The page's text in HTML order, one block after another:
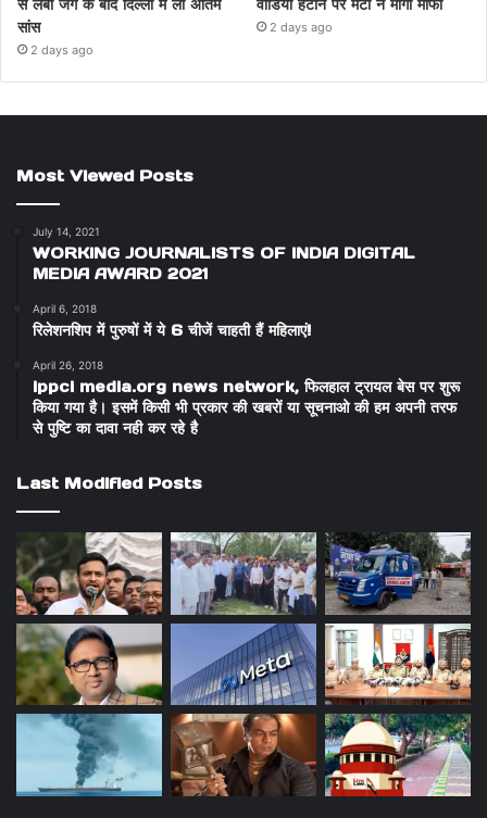
से लंबी जंग के बाद दिल्ली में ली अंतिम
सांस
2 days ago
वीडियो हटाने पर मेटा ने मांगी माफी
2 days ago
Most Viewed Posts
July 14, 2021
WORKING JOURNALISTS OF INDIA DIGITAL
MEDIA AWARD 2021
April 6, 2018
रिलेशनशिप में पुरुषों में ये 6 चीजें चाहती हैं महिलाएं!
April 26, 2018
ippci media.org news network, फिलहाल ट्रायल बेस पर शुरू
किया गया है। इसमें किसी भी प्रकार की खबरों या सूचनाओ की हम अपनी तरफ
से पुष्टि का दावा नही कर रहे है
Last Modified Posts